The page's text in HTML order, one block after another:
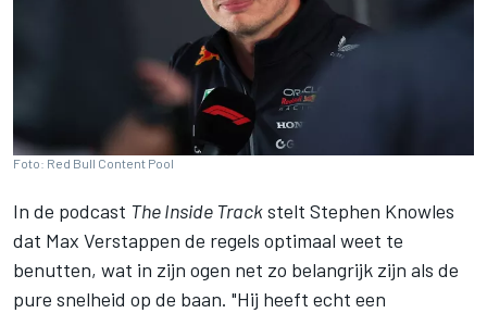
Foto: Red Bull Content Pool
In de podcast The Inside Trackstelt Stephen Knowles
dat Max Verstappen de regels optimaal weet te
benutten, wat in zijn ogen net zo belangrijk zijn als de
pure snelheid op de baan. "Hij heeft echt een